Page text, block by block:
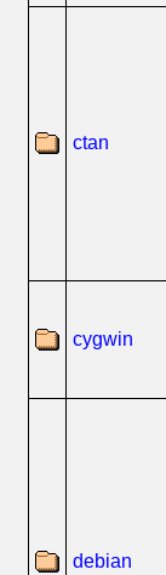
ctan
cygwin
debian